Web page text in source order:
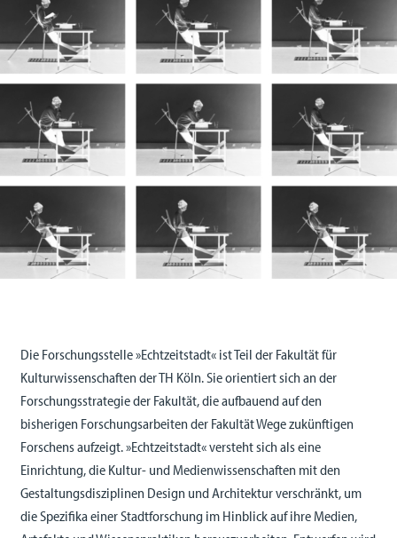
Die Forschungsstelle »Echtzeitstadt« ist Teil der Fakultät für
Kulturwissenschaften der TH Köln. Sie orientiert sich an der
Forschungsstrategie der Fakultät, die aufbauend auf den
bisherigen Forschungsarbeiten der Fakultät Wege zukünftigen
Forschens aufzeigt. »Echtzeitstadt« versteht sich als eine
Einrichtung, die Kultur- und Medienwissenschaften mit den
Gestaltungsdisziplinen Design und Architektur verschränkt, um
die Spezifika einer Stadtforschung im Hinblick auf ihre Medien,